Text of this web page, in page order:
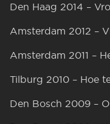
Den Haag 2014 –
Amsterdam 2012 –
Amsterdam 2011 –
Tilburg 2010 – Hoe
Den Bosch 2009 –